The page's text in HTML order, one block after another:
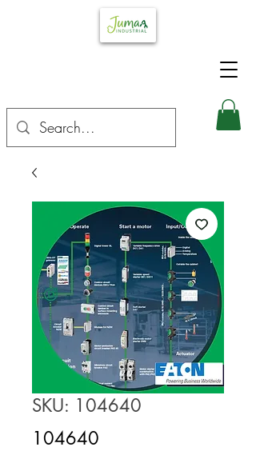
SKU: 104640
104640